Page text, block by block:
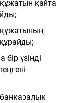
қайта
құжатының
үзінді
банкаралық